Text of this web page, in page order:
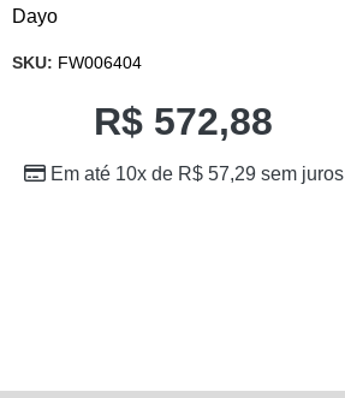
Dayo
SKU: FW006404
R$ 572,88
Em até 10x de R$57,29sem juros